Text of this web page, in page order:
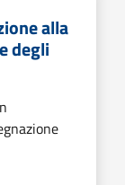
alla
degli